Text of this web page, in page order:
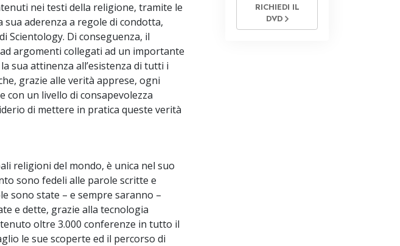
nei testi della religione, tramite le
aderenza a regole di condotta,
Scientology. Di conseguenza, il
argomenti collegati ad un importante
sua attinenza all’esistenza di tutti i
grazie alle verità apprese, ogni
con un livello di consapevolezza
di mettere in pratica queste verità
religioni del mondo, è unica nel suo
sono fedeli alle parole scritte e
sono state – e sempre saranno –
e dette, grazie alla tecnologia
oltre 3.000 conferenze in tutto il
le sue scoperte ed il percorso di
RICHIEDI IL
DVD